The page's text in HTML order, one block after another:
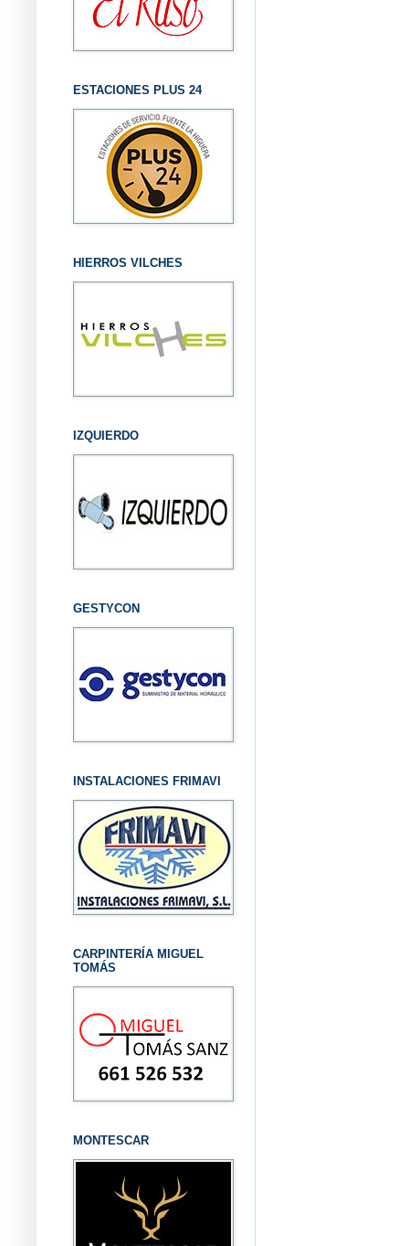
ESTACIONES PLUS 24
HIERROS VILCHES
IZQUIERDO
GESTYCON
INSTALACIONES FRIMAVI
CARPINTERÍA MIGUEL
TOMÁS
MONTESCAR